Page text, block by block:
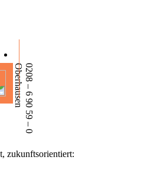
Oberhausen0208 – 6 90 59 – 0
zukunftsorientiert: